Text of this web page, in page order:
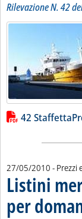
Rilevazione N. 42
Lista allegati
42
27/05/2010 - Prezzi
Listini
per